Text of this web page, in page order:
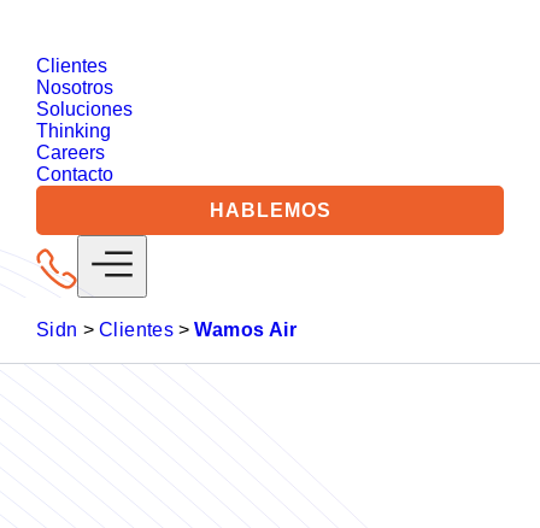
Clientes
Nosotros
Soluciones
Thinking
Careers
Contacto
HABLEMOS
Sidn > Clientes >Wamos Air